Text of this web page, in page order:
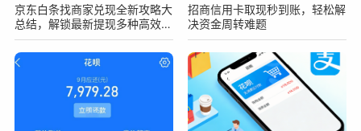
京东白条找商家兑现全新攻略大
总结，解锁最新提现多种高效安
全变现新技巧
招商信用卡取现秒到账，轻松解
决资金周转难题